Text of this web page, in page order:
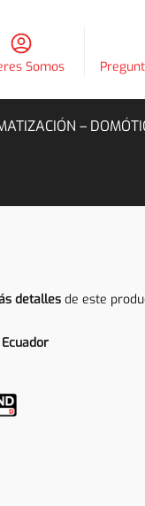
Somos
–
detallesde este